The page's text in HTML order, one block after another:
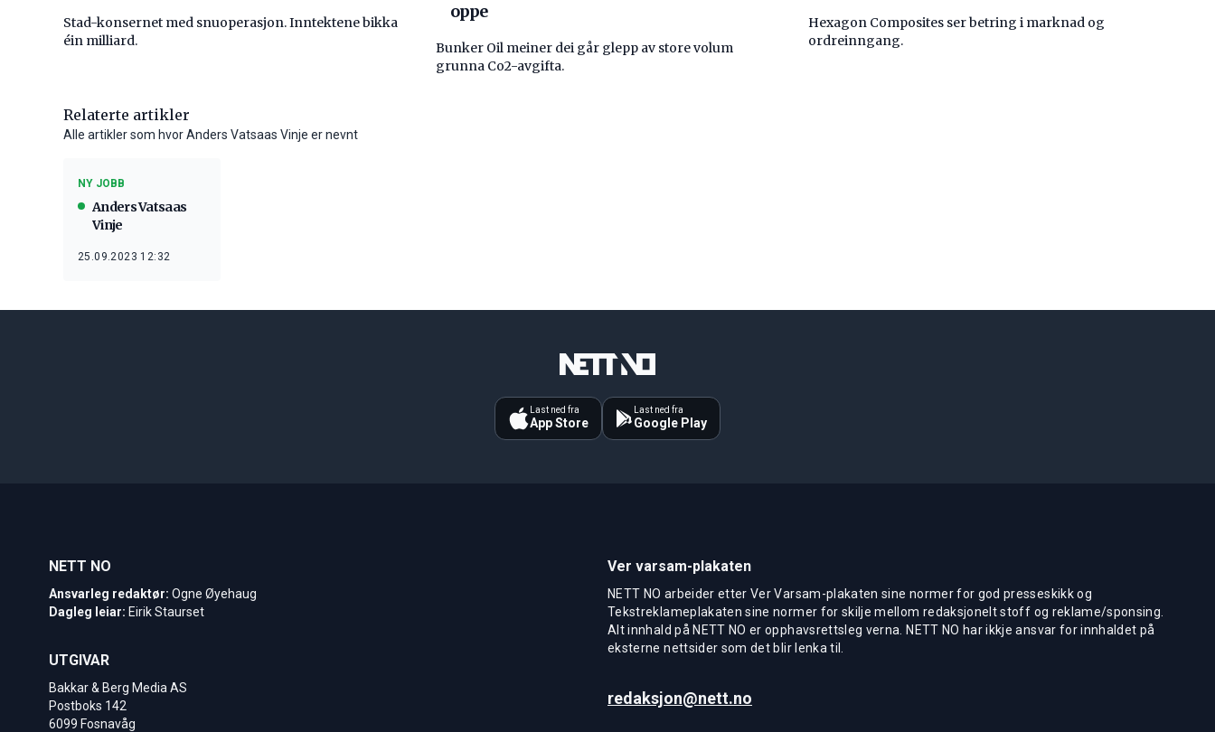
Stad-konsernet med snuoperasjon. Inntektene bikka
éin milliard.
oppe
Bunker Oil meiner dei går glepp av store volum
grunna Co2-avgifta.
Hexagon Composites ser betring i marknad og
ordreinngang.
Relaterte artikler
Alle artikler som hvor Anders Vatsaas Vinje er nevnt
NY JOBB
Anders Vatsaas
Vinje
25.09.2023 12:32
Last ned fra
App Store
Last ned fra
Google Play
NETT NO
Ansvarleg redaktør: Ogne Øyehaug
Dagleg leiar: Eirik Staurset
UTGIVAR
Bakkar & Berg Media AS
Postboks 142
6099 Fosnavåg
Ver varsam-plakaten
NETT NO arbeider etter Ver Varsam-plakaten sine normer for god presseskikk og
Tekstreklameplakaten sine normer for skilje mellom redaksjonelt stoff og reklame/sponsing.
Alt innhald på NETT NO er opphavsrettsleg verna. NETT NO har ikkje ansvar for innhaldet på
eksterne nettsider som det blir lenka til.
redaksjon@nett.no